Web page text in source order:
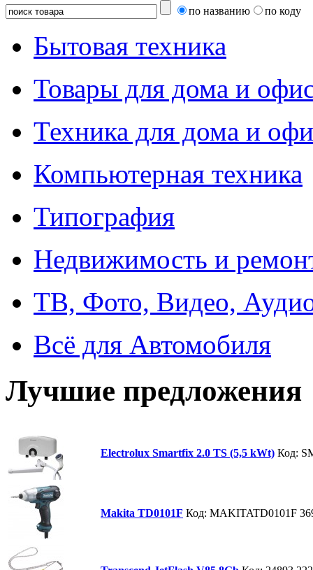
по названию по коду
Бытовая техника
Товары для дома и
Техника для дома и
Компьютерная техника
Типография
Недвижимость и
ТВ, Фото, Видео,
Всё для Автомобиля
Лучшие предложения
Electrolux Smartfix 2.0 TS (5,5 kWt) Код:
Makita TD0101F Код: MAKITATD0101F